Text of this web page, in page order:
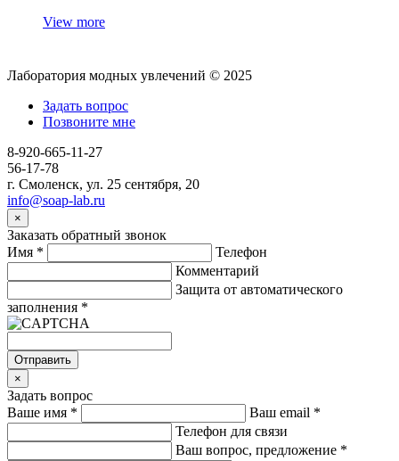
View more
Лаборатория модных увлечений © 2025
Задать вопрос
Позвоните мне
8-920-665-11-27
56-17-78
г. Смоленск, ул. 25 сентября, 20
info@soap-lab.ru
×
Заказать обратный звонок
Имя *
Телефон
Комментарий
Защита от автоматического
заполнения *
Отправить
×
Задать вопрос
Ваше имя * Ваш email *
Телефон для связи
Ваш вопрос, предложение *